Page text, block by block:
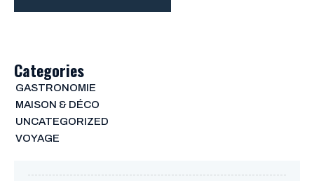
Categories
GASTRONOMIE
MAISON & DÉCO
UNCATEGORIZED
VOYAGE